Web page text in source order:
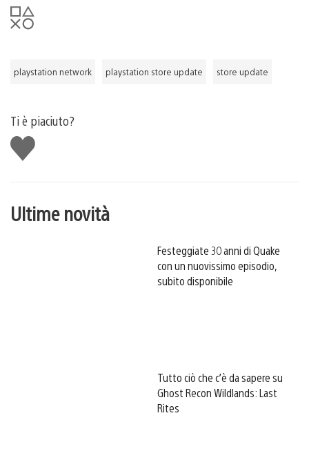
playstation network playstation store update store update
Ti è piaciuto?
Mi
piace
Ultime novità
Festeggiate 30 anni di Quake
con un nuovissimo episodio,
subito disponibile
Tutto ciò che c’è da sapere su
Ghost Recon Wildlands: Last
Rites